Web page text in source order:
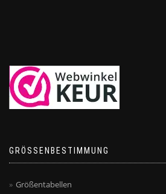
GRÖSSENBESTIMMUNG
Größentabellen